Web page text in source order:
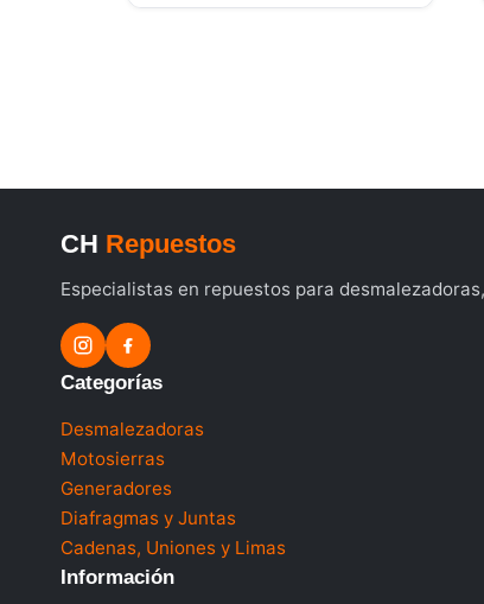
CH Repuestos
Especialistas en repuestos para
Categorías
Desmalezadoras
Motosierras
Generadores
Diafragmas y Juntas
Cadenas, Uniones y Limas
Información